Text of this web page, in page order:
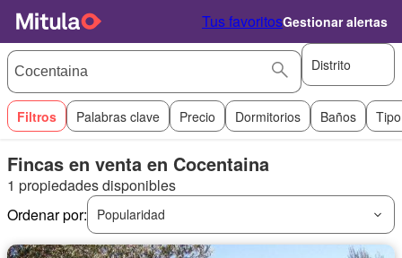
Tus favoritosGestionar alertas
Distrito
Filtros Palabras clave Precio Dormitorios Baños
Fincas en venta en Cocentaina
1 propiedades disponibles
Ordenar por:
Popularidad